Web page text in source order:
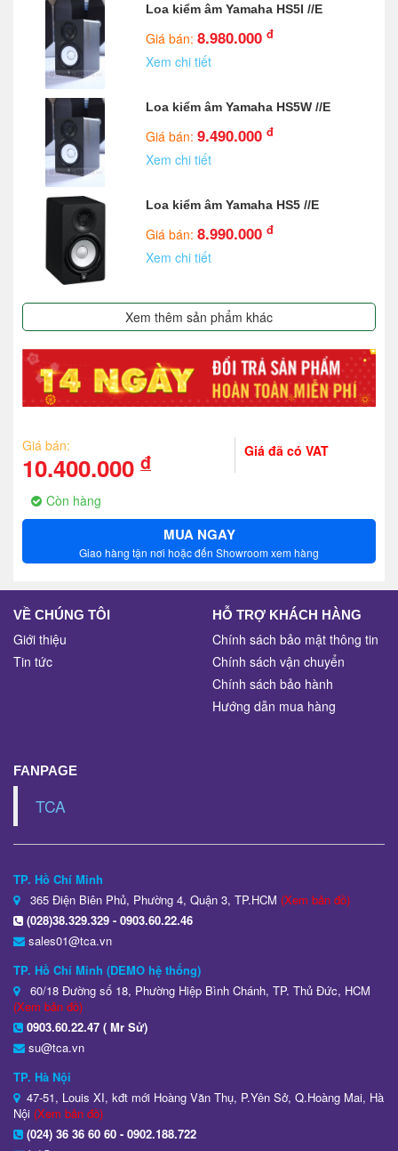
Loa kiểm âm Yamaha HS5I //E
Giá bán:8.980.000đ
Xem chi tiết
Loa kiểm âm Yamaha HS5W //E
Giá bán:9.490.000đ
Xem chi tiết
Loa kiểm âm Yamaha HS5 //E
Giá bán:8.990.000đ
Xem chi tiết
Xem thêm sản phẩm khác
Giá bán:
10.400.000 đ Giá đã có VAT
Còn hàng
MUA NGAY
Giao hàng tận nơi hoặc đến Showroom xem hàng
VỀ CHÚNG TÔI
Giới thiệu
Tin tức
HỖ TRỢ KHÁCH HÀNG
Chính sách bảo mật thông tin
Chính sách vận chuyển
Chính sách bảo hành
Hướng dẫn mua hàng
FANPAGE
TCA
TP. Hồ Chí Minh
365 Điện Biên Phủ, Phường 4, Quận 3, TP.HCM (Xem bản đồ)
(028)38.329.329 - 0903.60.22.46
sales01@tca.vn
TP. Hồ Chí Minh (DEMO hệ thống)
60/18 Đường số 18, Phường Hiệp Bình Chánh, TP. Thủ Đức, HCM
(Xem bản đồ)
0903.60.22.47 ( Mr Sử)
su@tca.vn
TP. Hà Nội
47-51, Louis XI, kđt mới Hoàng Văn Thụ, P.Yên Sở, Q.Hoàng Mai, Hà
Nội (Xem bản đồ)
(024) 36 36 60 60 - 0902.188.722